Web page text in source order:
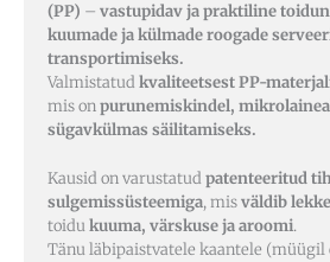
(PP) – vastupidav ja praktiline
kuumade ja külmade roogade
transportimiseks.
Valmistatudkvaliteetsest PP-
mis onpurunemiskindel,
sügavkülmas säilitamiseks.
Kausid on varustatudpatenteeritud
sulgemissüsteemiga, misväldib
toidukuuma, värskuse ja aroomi.
Tänu läbipaistvatele kaantele